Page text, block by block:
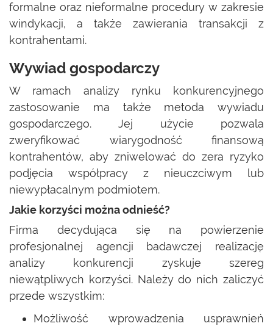
formalne oraz nieformalne procedury w zakresie
windykacji, a także zawierania transakcji z
kontrahentami.
Wywiad gospodarczy
W ramach analizy rynku konkurencyjnego
zastosowanie ma także metoda wywiadu
gospodarczego. Jej użycie pozwala
zweryfikować wiarygodność finansową
kontrahentów, aby zniwelować do zera ryzyko
podjęcia współpracy z nieuczciwym lub
niewypłacalnym podmiotem.
Jakie korzyści można odnieść?
Firma decydująca się na powierzenie
profesjonalnej agencji badawczej realizację
analizy konkurencji zyskuje szereg
niewątpliwych korzyści. Należy do nich zaliczyć
przede wszystkim:
Możliwość wprowadzenia usprawnień